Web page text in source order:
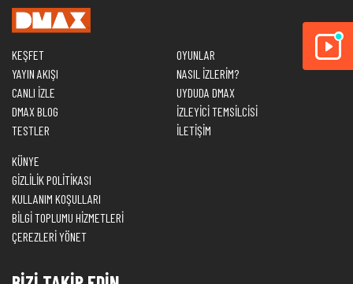
KEŞFET
YAYIN AKIŞI
CANLI İZLE
DMAX BLOG
TESTLER
OYUNLAR
NASIL İZLERİM?
UYDUDA DMAX
İZLEYİCİ TEMSİLCİSİ
İLETİŞİM
KÜNYE
GİZLİLİK POLİTİKASI
KULLANIM KOŞULLARI
BİLGİ TOPLUMU HİZMETLERİ
ÇEREZLERİ YÖNET